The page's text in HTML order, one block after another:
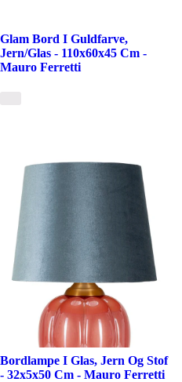
Glam Bord I Guldfarve,
Jern/Glas - 110x60x45 Cm -
Mauro Ferretti
Bordlampe I Glas, Jern Og Stof
- 32x5x50 Cm - Mauro Ferretti